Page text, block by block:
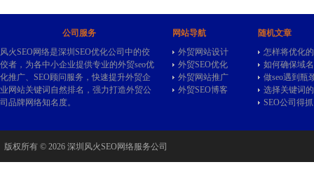
公司服务
风火SEO网络是深圳SEO优化公司中的佼
佼者，为各中小企业提供专业的外贸seo优
化推广、SEO顾问服务，快速提升外贸企
业网站关键词自然排名，强力打造外贸公
司品牌网络知名度。
网站导航
外贸网站设计
外贸SEO优化
外贸网站推广
外贸SEO博客
随机文章
怎样将优化
如何确保域
做seo遇到瓶
选择关键词
SEO公司得
版权所有 © 2026 深圳风火SEO网络服务公司